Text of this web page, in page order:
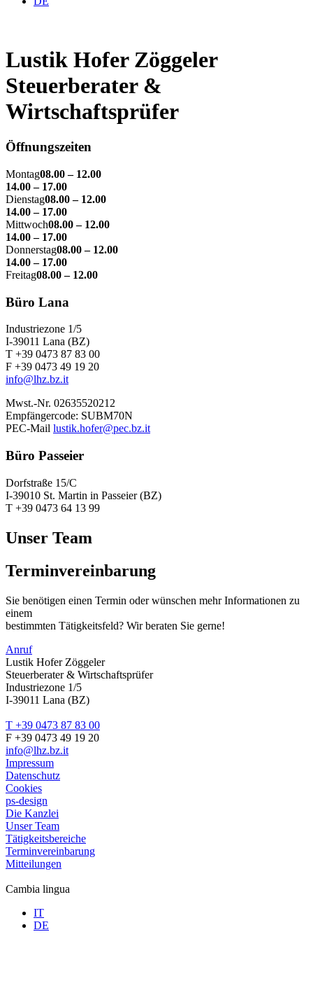
Lustik Hofer Zöggeler
Steuerberater &
Wirtschaftsprüfer
Öffnungszeiten
Montag08.00 – 12.00
14.00 – 17.00
Dienstag08.00 – 12.00
14.00 – 17.00
Mittwoch08.00 – 12.00
14.00 – 17.00
Donnerstag08.00 – 12.00
14.00 – 17.00
Freitag08.00 – 12.00
Büro Lana
Industriezone 1/5
I-39011 Lana (BZ)
T +39 0473 87 83 00
F +39 0473 49 19 20
info@lhz.bz.it
Mwst.-Nr. 02635520212
Empfängercode: SUBM70N
PEC-Mail lustik.hofer@pec.bz.it
Büro Passeier
Dorfstraße 15/C
I-39010 St. Martin in Passeier (BZ)
T +39 0473 64 13 99
Unser Team
Terminvereinbarung
Sie benötigen einen Termin oder wünschen mehr Informationen zu
einem
bestimmten Tätigkeitsfeld? Wir beraten Sie gerne!
Anruf
Lustik Hofer Zöggeler
Steuerberater & Wirtschaftsprüfer
Industriezone 1/5
I-39011 Lana (BZ)
T +39 0473 87 83 00
F +39 0473 49 19 20
info@lhz.bz.it
Impressum
Datenschutz
Cookies
ps-design
Die Kanzlei
Unser Team
Tätigkeitsbereiche
Terminvereinbarung
Mitteilungen
Cambia lingua
IT
DE